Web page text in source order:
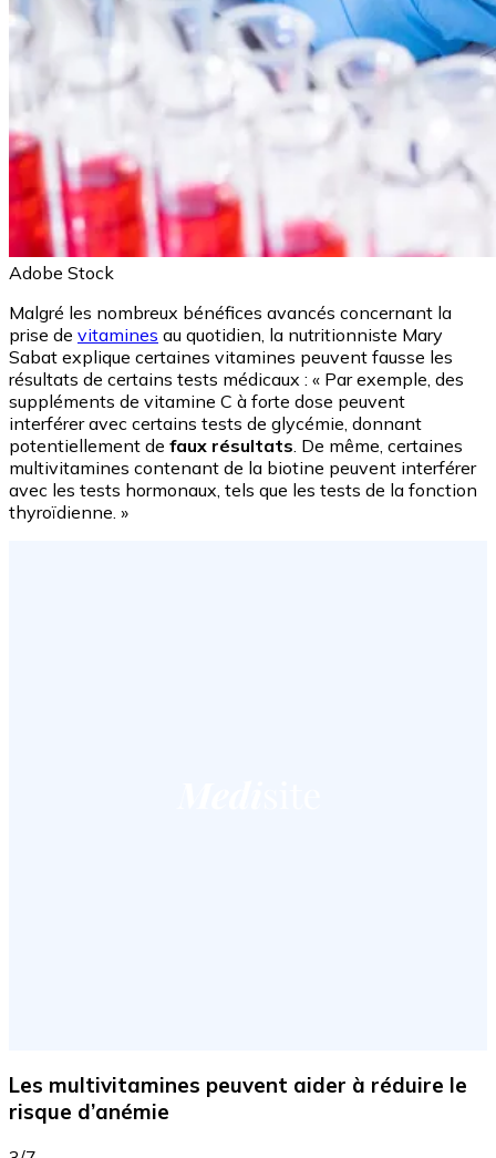
Adobe Stock
Malgré les nombreux bénéfices avancés concernant la
prise de vitamines au quotidien, la nutritionniste Mary
Sabat explique certaines vitamines peuvent fausse les
résultats de certains tests médicaux : « Par exemple, des
suppléments de vitamine C à forte dose peuvent
interférer avec certains tests de glycémie, donnant
potentiellement de faux résultats. De même, certaines
multivitamines contenant de la biotine peuvent interférer
avec les tests hormonaux, tels que les tests de la fonction
thyroïdienne. »
Les multivitamines peuvent aider à réduire le
risque d’anémie